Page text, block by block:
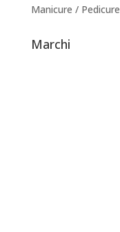
Manicure / Pedicure
Marchi